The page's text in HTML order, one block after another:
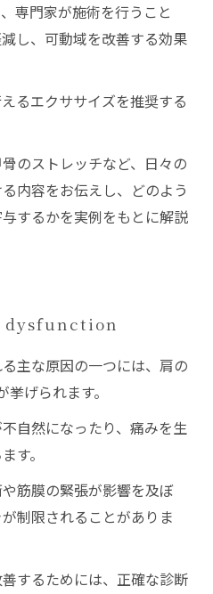
専門家が施術を行うこと
し、可動域を改善する効果
るエクササイズを推奨する
のストレッチなど、日々の
内容をお伝えし、どのよう
するかを実例をもとに解説
dysfunction
主な原因の一つには、肩の
げられます。
自然になったり、痛みを生
す。
筋膜の緊張が影響を及ぼ
制限されることがありま
するためには、正確な診断